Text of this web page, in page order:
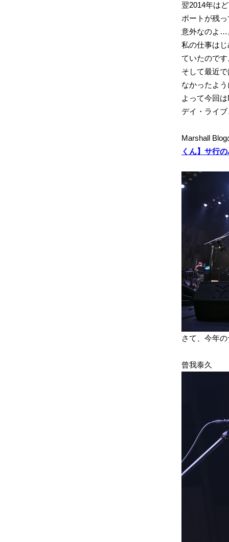
翌2014年は
ポートが残
意外なのよ…
私の仕事は
ていたのです
そして最近
なかったよ
よって今回
デイ・ライ
Marshall
くん】サ行
さて、今年
曾我泰久